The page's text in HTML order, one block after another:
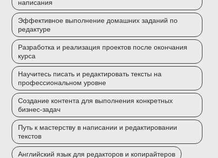
написания
Эффективное выполнение домашних заданий по
редактуре
Разработка и реализация проектов после окончания
курса
Научитесь писать и редактировать тексты на
профессиональном уровне
Создание контента для выполнения конкретных
бизнес-задач
Путь к мастерству в написании и редактировании
текстов
Английский язык для редакторов и копирайтеров